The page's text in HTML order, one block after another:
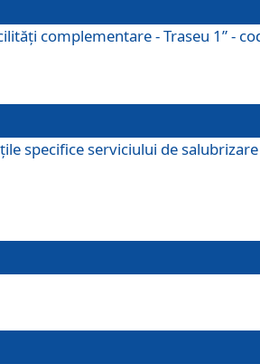
complementare - Traseu 1” -
specifice serviciului de